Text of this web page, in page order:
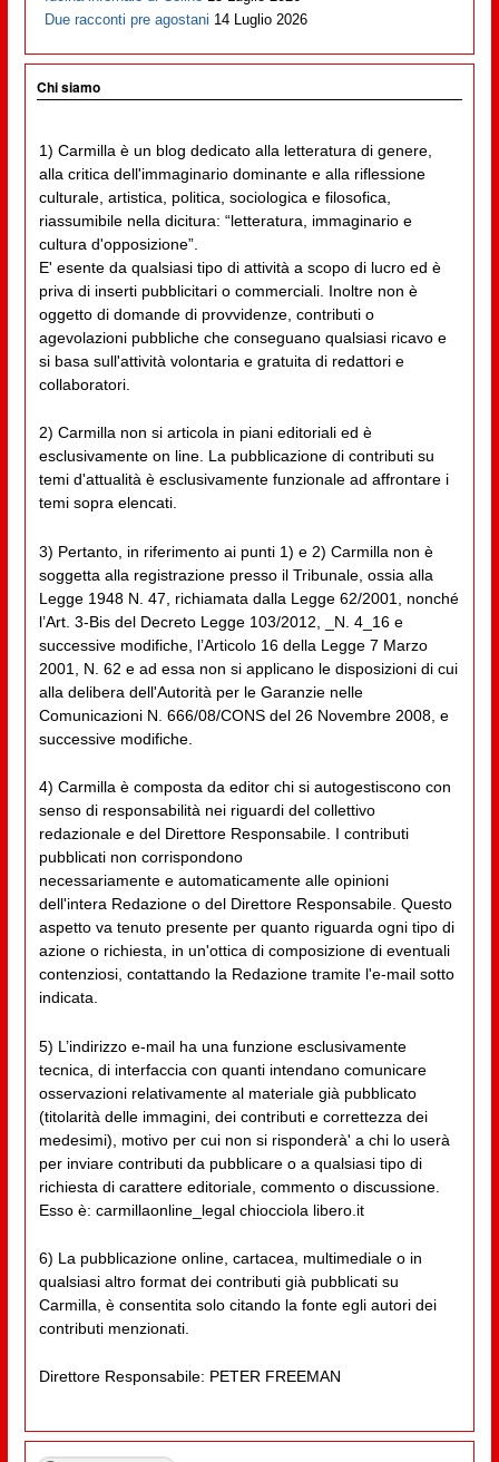
Due racconti pre agostani 14 Luglio 2026
Chi siamo
1) Carmilla è un blog dedicato alla letteratura di genere,
alla critica dell'immaginario dominante e alla riflessione
culturale, artistica, politica, sociologica e filosofica,
riassumibile nella dicitura: “letteratura, immaginario e
cultura d'opposizione”.
E' esente da qualsiasi tipo di attività a scopo di lucro ed è
priva di inserti pubblicitari o commerciali. Inoltre non è
oggetto di domande di provvidenze, contributi o
agevolazioni pubbliche che conseguano qualsiasi ricavo e
si basa sull'attività volontaria e gratuita di redattori e
collaboratori.
2) Carmilla non si articola in piani editoriali ed è
esclusivamente on line. La pubblicazione di contributi su
temi d'attualità è esclusivamente funzionale ad affrontare i
temi sopra elencati.
3) Pertanto, in riferimento ai punti 1) e 2) Carmilla non è
soggetta alla registrazione presso il Tribunale, ossia alla
Legge 1948 N. 47, richiamata dalla Legge 62/2001, nonché
l’Art. 3-Bis del Decreto Legge 103/2012, _N. 4_16 e
successive modifiche, l’Articolo 16 della Legge 7 Marzo
2001, N. 62 e ad essa non si applicano le disposizioni di cui
alla delibera dell'Autorità per le Garanzie nelle
Comunicazioni N. 666/08/CONS del 26 Novembre 2008, e
successive modifiche.
4) Carmilla è composta da editor chi si autogestiscono con
senso di responsabilità nei riguardi del collettivo
redazionale e del Direttore Responsabile. I contributi
pubblicati non corrispondono
necessariamente e automaticamente alle opinioni
dell'intera Redazione o del Direttore Responsabile. Questo
aspetto va tenuto presente per quanto riguarda ogni tipo di
azione o richiesta, in un'ottica di composizione di eventuali
contenziosi, contattando la Redazione tramite l'e-mail sotto
indicata.
5) L’indirizzo e-mail ha una funzione esclusivamente
tecnica, di interfaccia con quanti intendano comunicare
osservazioni relativamente al materiale già pubblicato
(titolarità delle immagini, dei contributi e correttezza dei
medesimi), motivo per cui non si risponderà' a chi lo userà
per inviare contributi da pubblicare o a qualsiasi tipo di
richiesta di carattere editoriale, commento o discussione.
Esso è: carmillaonline_legal chiocciola libero.it
6) La pubblicazione online, cartacea, multimediale o in
qualsiasi altro format dei contributi già pubblicati su
Carmilla, è consentita solo citando la fonte egli autori dei
contributi menzionati.
Direttore Responsabile: PETER FREEMAN